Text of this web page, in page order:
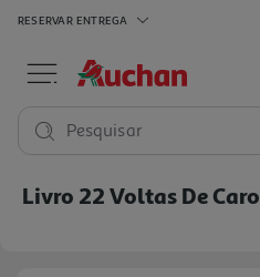
RESERVAR ENTREGA
Pesquisar
Livro 22 Voltas De